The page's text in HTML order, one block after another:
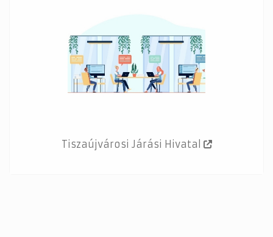
Tiszaújvárosi Járási Hivatal